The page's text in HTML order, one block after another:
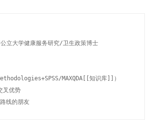
立大学健康服务研究/卫生政策博士
MAXQDA[[知识库]]）
叉优势
线的朋友